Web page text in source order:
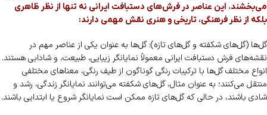
می‌بخشند. این عناصر در فرش‌های دستبافت ایرانی نه تنها از نظر ظاهری
بلکه از نظر فرهنگی، تاریخی و هنری نقش مهمی دارند:
گل‌ها (گل‌های شکفته و گل‌های تازه): گل‌ها به عنوان یکی از عناصر مهم در
نقشه‌های فرش دستبافت ایرانی معمولاً نمایانگر زیبایی، طبیعت، و شادابی هستند.
انواع مختلف گل‌ها با ترکیبات رنگی گوناگون از طیف رنگی، معناهای مختلفی
منتقل می‌کنند؛ به عنوان مثال، گل‌های شکفته می‌توانند نمایانگر زندگی، رشد و
شادی باشند، در حالی که گل‌های تازه ممکن است نمایانگر شروع یا ابتدایی باشند.